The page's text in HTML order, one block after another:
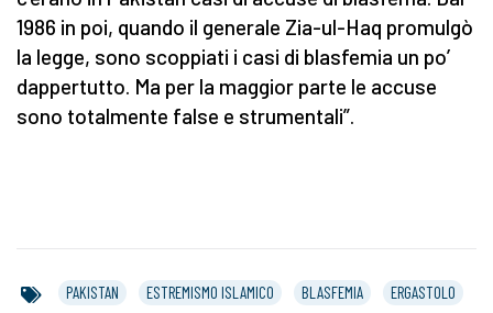
1986 in poi, quando il generale Zia-ul-Haq promulgò
la legge, sono scoppiati i casi di blasfemia un po’
dappertutto. Ma per la maggior parte le accuse
sono totalmente false e strumentali”.
PAKISTAN ESTREMISMO ISLAMICO BLASFEMIA
ERGASTOLO